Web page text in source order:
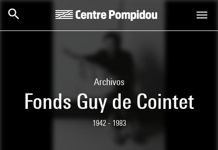
Archivos
Fonds Guy de Cointet
1942 - 1983